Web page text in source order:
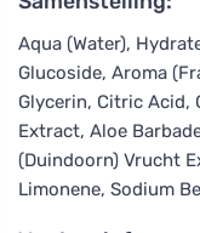
Aqua (Water),
Glucoside, Aroma
Glycerin, Citric Acid,
Extract, Aloe
(Duindoorn) Vrucht
Limonene, Sodium